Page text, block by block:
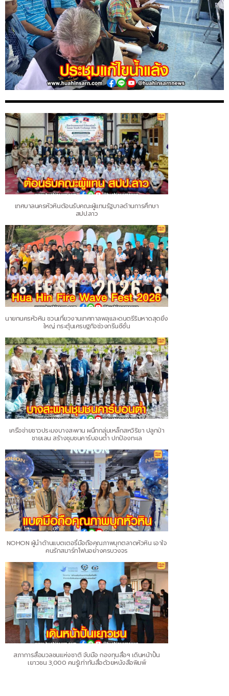
เทศบาลนครหัวหินต้อนรับคณะผู้แทนรัฐบาลด้านการศึกษา
สปป.ลาว
นายกนครหัวหิน ชวนเที่ยวงานเทศกาลพลุและดนตรีริมหาดสุดยิ่ง
ใหญ่ กระตุ้นเศรษฐกิจช่วงกรีนซีซั่น
เครือข่ายชาวประมงบางสะพาน ผนึกกลุ่มเหล็กสหวิริยา ปลูกป่า
ชายเลน สร้างชุมชนคาร์บอนต่ำ ปกป้องทะเล
NOHON ผู้นำด้านแบตเตอรี่มือถือคุณภาพบุกตลาดหัวหิน เอาใจ
คนรักสมาร์ทโฟนอย่างครบวงจร
สภาการสื่อมวลชนแห่งชาติ จับมือ กองทุนสื่อฯ เดินหน้าปั้น
เยาวชน 3,000 คนรู้เท่าทันสื่อด้วยหนังสือพิมพ์